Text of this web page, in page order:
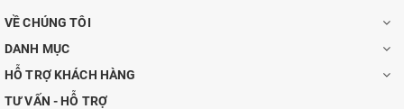
VỀ CHÚNG TÔI
DANH MỤC
HỖ TRỢ KHÁCH HÀNG
TƯ VẤN - HỖ TRỢ